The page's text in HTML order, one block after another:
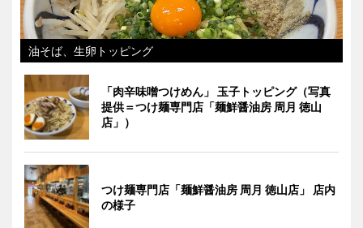
油そば、生卵トッピング
「肉辛味噌つけめん」 玉子トッピング（写真
提供＝つけ麺専門店「麺鮮醤油房 周月 徳山
店」）
つけ麺専門店「麺鮮醤油房 周月 徳山店」 店内
の様子